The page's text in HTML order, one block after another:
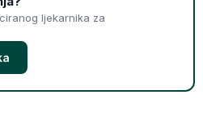
ljekarnika za